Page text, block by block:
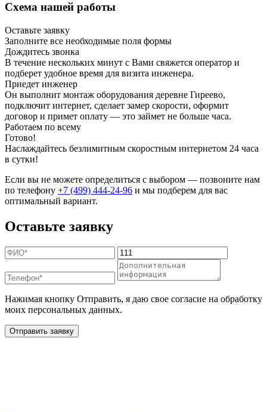
Схема нашей работы
Оставьте заявку
Заполните все необходимые поля формы
Дождитесь звонка
В течение нескольких минут с Вами свяжется оператор и
подберет удобное время для визита инженера.
Приедет инженер
Он выполнит монтаж оборудования деревне Гиреево,
подключит интернет, сделает замер скорости, оформит
договор и примет оплату — это займет не больше часа.
Работаем по всему
Готово!
Наслаждайтесь безлимитным скоростным интернетом 24 часа
в сутки!
Если вы не можете определиться с выбором — позвоните нам
по телефону +7 (499) 444-24-96 и мы подберем для вас
оптимальный вариант.
Оставьте заявку
Нажимая кнопку Отправить, я даю свое согласие на обработку
моих персональных данных.
Отправить заявку